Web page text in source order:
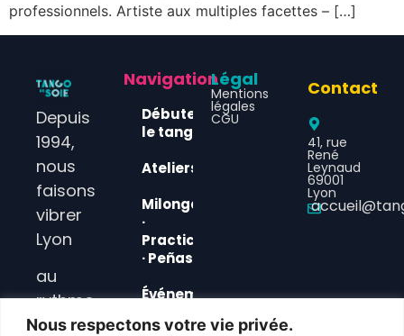
Nous respectons votre vie privée.
professionnels. Artiste aux multiples facettes – […]
Depuis
1994,
nous
faisons
vibrer
Lyon
au
rythme
du
Navigation
Débuter
le tango
Ateliers
Milongas
·
Practicas
· Peñas
Événements
Légal
Mentions
légales
CGU
Contact
41, rue
René
Leynaud
69001
Lyon